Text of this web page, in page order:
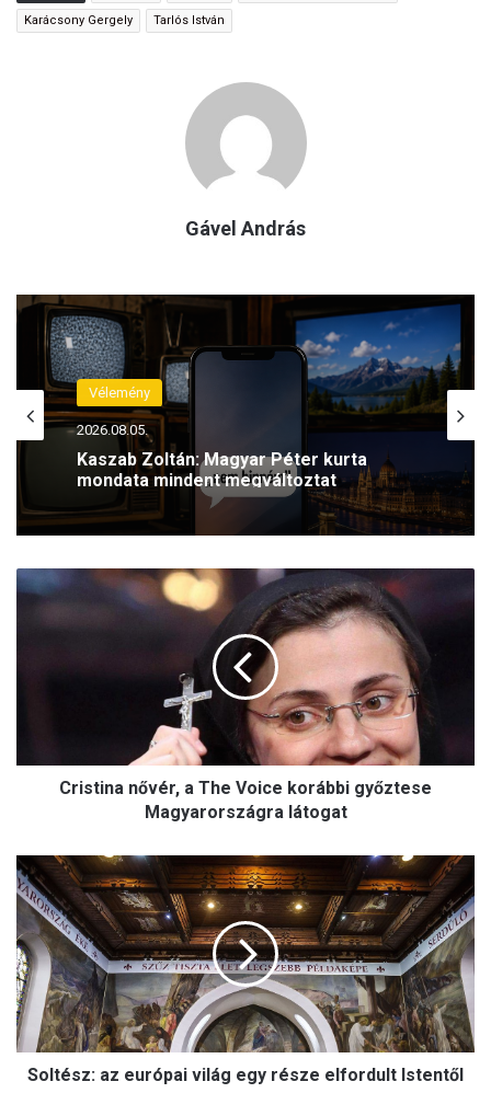
Karácsony Gergely Tarlós István
Gável András
Vélemény
2026.08.05.
Kaszab Zoltán: Magyar Péter kurta
mondata mindent megváltoztat
C
n
r
,
a
T
h
e
V
o
i
Cristina nővér, a The Voice korábbi győztese
Magyarországra látogat
S
o
t
é
s
z
:
a
Soltész: az európai világ egy része elfordult Istentől